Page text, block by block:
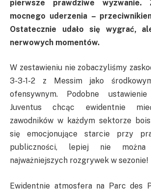
pierwsze prawdziwe wyzwanie.
mocnego uderzenia –
Ostatecznie udało się wygrać,
nerwowych momentów.
W zestawieniu nie zobaczyliśmy
3-3-1-2 z Messim jako
ofensywnym. Podobne ustawienie
Juventus chcąc ewidentnie
zawodników w każdym sektorze
się emocjonujące starcie przy
publiczności, lepiej nie
najważniejszych rozgrywek w sezonie!
Ewidentnie atmosfera na Parc des